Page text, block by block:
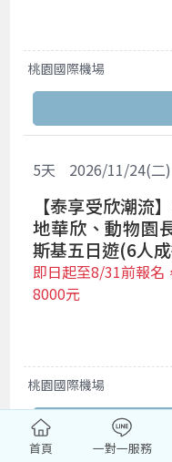
桃園國際機場
2026/11/24(二)
5天
【泰享受欣潮流
地華欣、動物園
斯基五日遊(6人
即日起至8/31前報名
8000元
桃園國際機場
首頁 一對一服務